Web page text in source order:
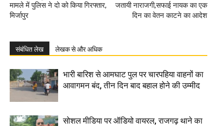
मामले में पुलिस ने दो को किया गिरफ्तार,
मिर्जापुर
जतायी नाराजगी,सफाई नायक का एक
दिन का वेतन काटने का आदेश
संबंधित लेख लेखक से और अधिक
भारी बारिश से आमघाट पुल पर चारपहिया वाहनों का
आवागमन बंद, तीन दिन बाद बहाल होने की उम्मीद
सोशल मीडिया पर ऑडियो वायरल, राजगढ़ थाने का